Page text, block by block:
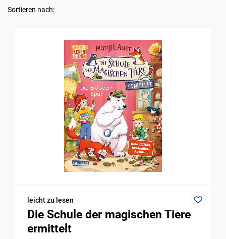
Sortieren nach:
leicht zu lesen
Die Schule der magischen Tiere
ermittelt